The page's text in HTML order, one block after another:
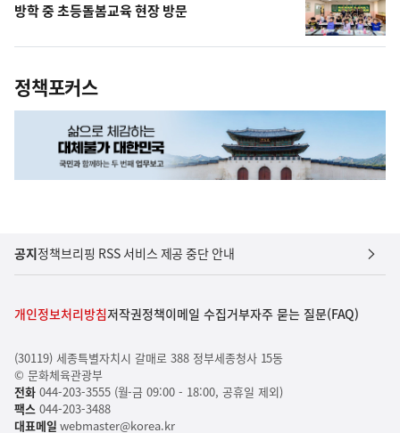
방학 중 초등돌봄교육 현장 방문
정책포커스
공지정책브리핑 RSS 서비스 제공 중단 안내
개인정보처리방침저작권정책이메일 수집거부자주 묻는 질문(FAQ)
(30119) 세종특별자치시 갈매로 388 정부세종청사 15동
© 문화체육관광부
전화044-203-3555 (월-금 09:00 - 18:00, 공휴일 제외)
팩스 044-203-3488
대표메일 webmaster@korea.kr